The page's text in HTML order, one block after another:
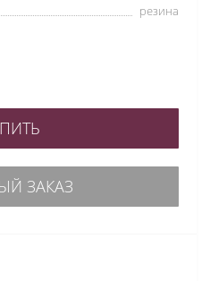
резина
ЗАКАЗ